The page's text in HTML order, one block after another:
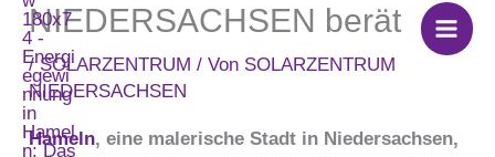
NIEDERSACHSEN berät
/SOLARZENTRUM / Von SOLARZENTRUM
NIEDERSACHSEN
Hameln, eine malerische Stadt in Niedersachsen,